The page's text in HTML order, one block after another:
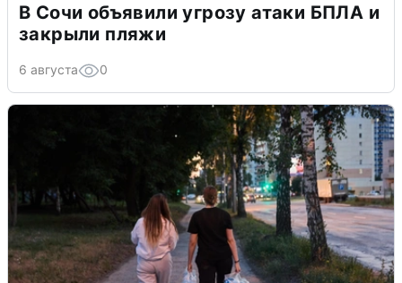
В Сочи объявили угрозу атаки БПЛА и
закрыли пляжи
6 августа 0